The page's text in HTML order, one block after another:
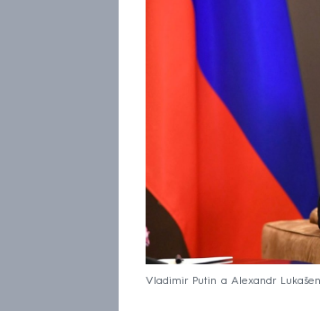
Vladimir Putin a Alexandr